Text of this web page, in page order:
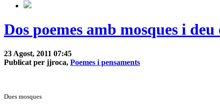
Dos poemes amb mosques i
23 Agost, 2011 07:45
Publicat per jjroca, Poemes i pensaments
Dues mosques